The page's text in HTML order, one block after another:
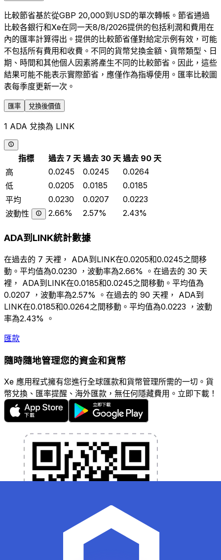
比較節省基於從GBP 20,000到USD的單次轉帳。節省通過
比較各銀行和Xe在同一天8/8/2026提供的包括利潤和費用在
內的匯率計算得出。提供的比較節省僅對給定示例有效，可能
不包括所有費用和收費。不同的貨幣兌換金額、貨幣類型、日
期、時間和其他個人因素將產生不同的比較節省。因此，這些
結果可能不能表示實際節省，應僅作為指導使用。匯率比較圖
表每季度更新一次。
匯率 兌換後價值
1 ADA 兌換為 LINK
指標 過去 7 天 過去 30 天 過去 90 天
高
0.0245 0.0245
0.0264
低
0.0205 0.0185
0.0185
平均
0.0230 0.0207
0.0223
波動性
2.66% 2.57% 2.43%
ADA到LINK統計數據
在過去的 7 天裡， ADA到LINK在0.0205和0.0245之間移
動。平均值為0.0230 ，波動率為2.66% 。在過去的 30 天
裡， ADA到LINK在0.0185和0.0245之間移動。平均值為
0.0207 ，波動率為2.57% 。在過去的 90 天裡， ADA到
LINK在0.0185和0.0264之間移動。平均值為0.0223 ，波動
率為2.43% 。
匯款
隨時隨地管理您的資金和貨幣
Xe 應用程式擁有您進行全球匯款和貨幣管理所需的一切。貨
幣兌換、匯率提醒、海外匯款，無任何隱藏費用。立即下載！